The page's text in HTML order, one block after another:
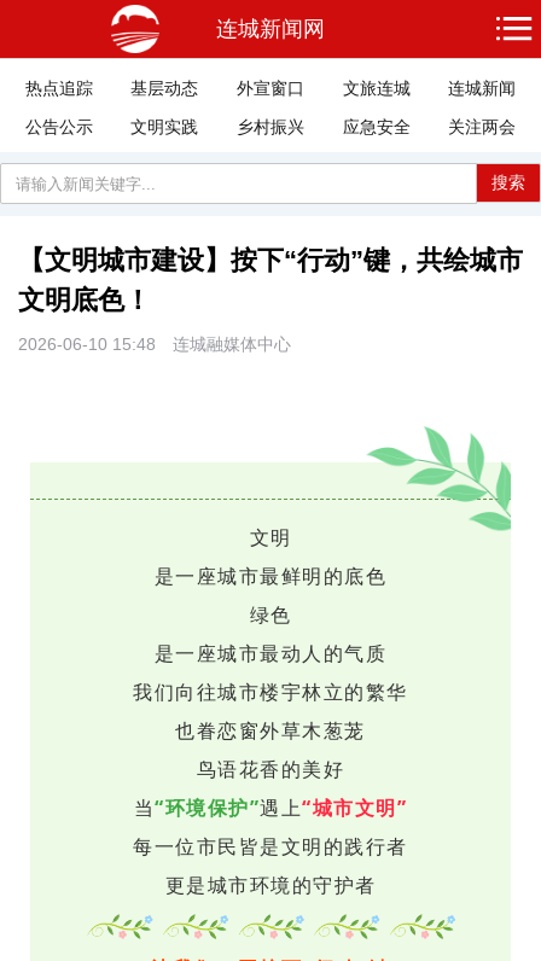
连城新闻网
热点追踪 基层动态 外宣窗口 文旅连城
连城新闻
公告公示
文明实践 乡村振兴 应急安全 关注两会
搜索
【文明城市建设】按下“行动”键，共绘城市
文明底色！
2026-06-10 15:48 连城融媒体中心
文明
是一座城市最鲜明的底色
绿色
是一座城市最动人的气质
我们向往城市楼宇林立的繁华
也眷恋窗外草木葱茏
鸟语花香的美好
当“环境保护”遇上“城市文明”
每一位市民皆是文明的践行者
更是城市环境的守护者